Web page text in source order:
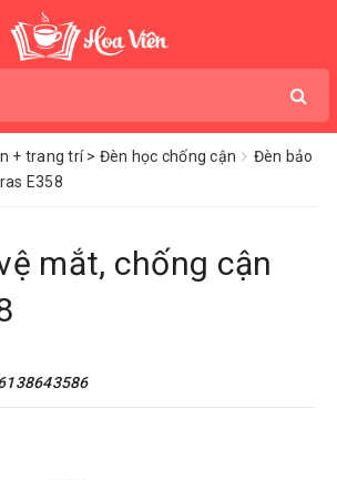
+ trang trí > Đèn học chống cận
Đèn bảo
E358
mắt, chống cận